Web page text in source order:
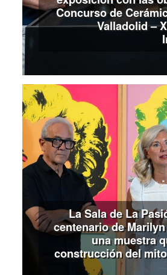
Concurso de
Valladolid –
La Sala de La
centenario de
una muestra
construcción del